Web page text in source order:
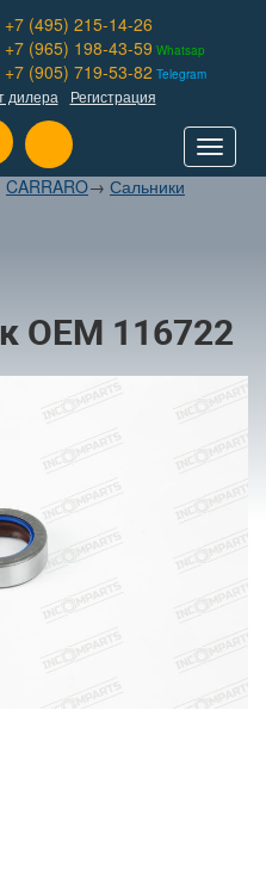
+7 (495) 215-14-26
+7 (965) 198-43-59 Whatsap
+7 (905) 719-53-82 Telegram
дилера Регистрация
Toggle
CARRARO→ Сальники
OEM 116722